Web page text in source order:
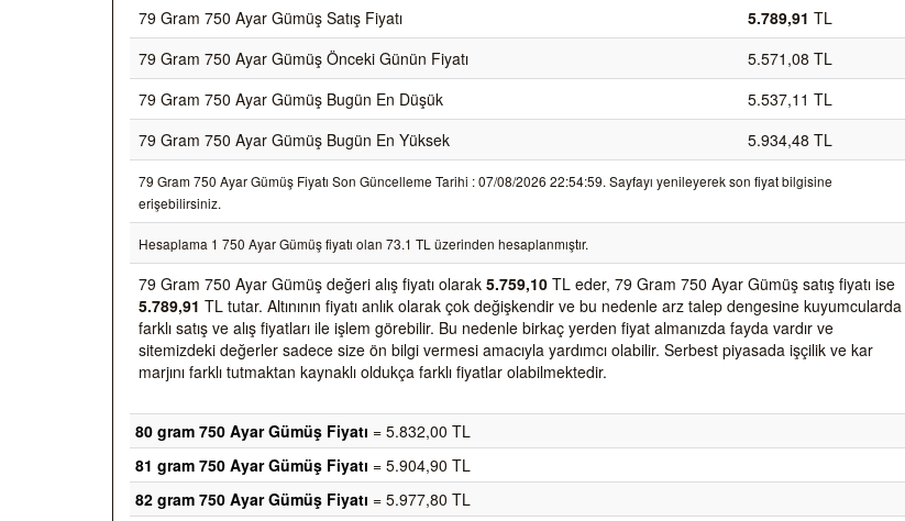
79 Gram 750 Ayar Gümüş Satış Fiyatı
5.789,91 TL
79 Gram 750 Ayar Gümüş Önceki Günün Fiyatı
5.571,08 TL
79 Gram 750 Ayar Gümüş Bugün En Düşük
5.537,11 TL
79 Gram 750 Ayar Gümüş Bugün En Yüksek
5.934,48 TL
79 Gram 750 Ayar Gümüş Fiyatı Son Güncelleme Tarihi : 07/08/2026 22:54:59. Sayfayı yenileyerek son fiyat bilgisine
erişebilirsiniz.
Hesaplama 1 750 Ayar Gümüş fiyatı olan 73.1 TL üzerinden hesaplanmıştır.
79 Gram 750 Ayar Gümüş değeri alış fiyatı olarak 5.759,10 TL eder, 79 Gram 750 Ayar Gümüş satış fiyatı ise
5.789,91 TL tutar. Altınının fiyatı anlık olarak çok değişkendir ve bu nedenle arz talep dengesine kuyumcularda
farklı satış ve alış fiyatları ile işlem görebilir. Bu nedenle birkaç yerden fiyat almanızda fayda vardır ve
sitemizdeki değerler sadece size ön bilgi vermesi amacıyla yardımcı olabilir. Serbest piyasada işçilik ve kar
marjını farklı tutmaktan kaynaklı oldukça farklı fiyatlar olabilmektedir.
80 gram 750 Ayar Gümüş Fiyatı = 5.832,00 TL
81 gram 750 Ayar Gümüş Fiyatı = 5.904,90 TL
82 gram 750 Ayar Gümüş Fiyatı = 5.977,80 TL